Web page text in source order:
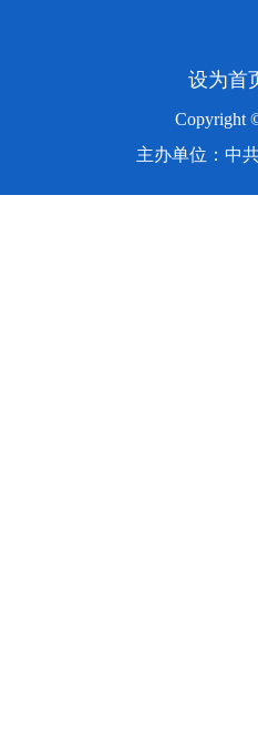
设为首
Copyright
主办单位：中